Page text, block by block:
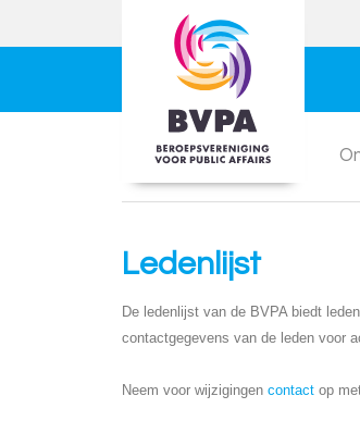
Ledenlijst
De ledenlijst van de BVPA biedt
contactgegevens van de leden voor
Neem voor wijzigingen contact op